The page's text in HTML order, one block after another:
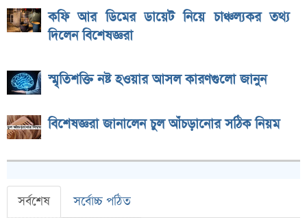
কফি আর ডিমের ডায়েট নিয়ে চাঞ্চল্যকর তথ্য
দিলেন বিশেষজ্ঞরা
স্মৃতিশক্তি নষ্ট হওয়ার আসল কারণগুলো জানুন
বিশেষজ্ঞরা জানালেন চুল আঁচড়ানোর সঠিক নিয়ম
সর্বশেষ সর্বোচ্চ পঠিত